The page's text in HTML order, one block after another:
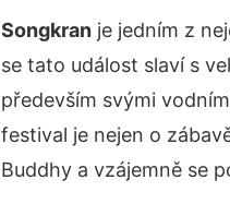
Songkran je jedním z
se tato událost slaví s
především svými
festival je nejen o
Buddhy a vzájemně se